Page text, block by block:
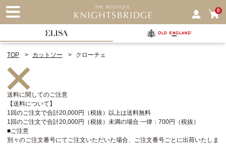
0
TOP カットソー クローチェ
送料に関してのご注意
【送料について】
1回のご注文で合計20,000円（税抜）以上は送料無料
1回のご注文で合計20,000円（税抜）未満の場合 一律：700円（税抜）
■ご注意
別々のご注文番号にてご注文いただいた場合、ご注文番号ごとに出荷いたしま